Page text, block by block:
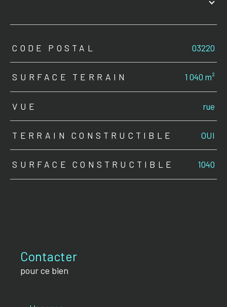
TRAD_ZEPHYR_Caracteristique TRAD_ZEPHYR_Valeurs
CODE POSTAL 03220
SURFACE TERRAIN 1 040 m²
VUE rue
TERRAIN CONSTRUCTIBLE OUI
SURFACE CONSTRUCTIBLE 1040
Contacter
pour ce bien